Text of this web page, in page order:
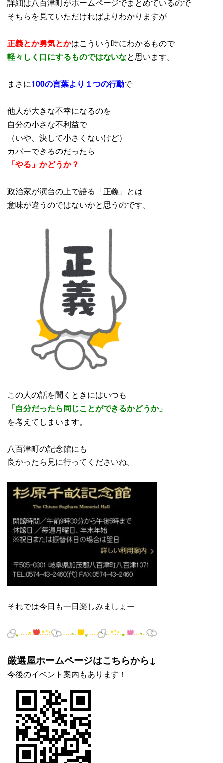
詳細は八百津町がホームページでまとめているので
そちらを見ていただければよりわかりますが
正義とか勇気とかはこういう時にわかるもので
軽々しく口にするものではないなと思います。
まさに100の言葉より１つの行動で
他人が大きな不幸になるのを
自分の小さな不利益で
（いや、決して小さくないけど）
カバーできるのだったら
「やる」かどうか？
政治家が演台の上で語る「正義」とは
意味が違うのではないかと思うのです。
この人の話を聞くときにはいつも
「自分だったら同じことができるかどうか」
を考えてしまいます。
八百津町の記念館にも
良かったら見に行ってくださいね。
それでは今日も一日楽しみましょー
厳選屋ホームページはこちらから↓
今後のイベント案内もあります！